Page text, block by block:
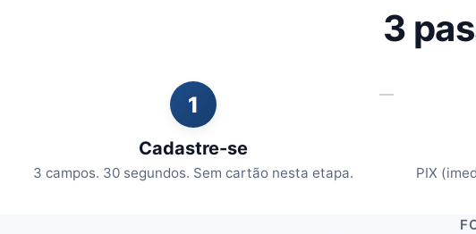
3
1
Cadastre-se
3 campos. 30 segundos. Sem cartão nesta etapa.
PIX